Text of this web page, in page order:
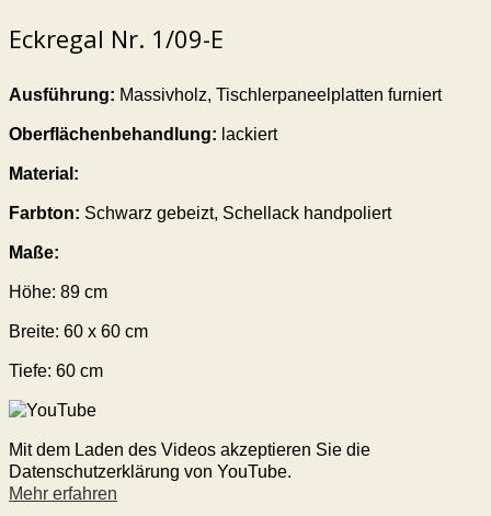
Eckregal Nr. 1/09-E
Ausführung: Massivholz, Tischlerpaneelplatten furniert
Oberflächenbehandlung: lackiert
Material:
Farbton: Schwarz gebeizt, Schellack handpoliert
Maße:
Höhe: 89 cm
Breite: 60 x 60 cm
Tiefe: 60 cm
Mit dem Laden des Videos akzeptieren Sie die
Datenschutzerklärung von YouTube.
Mehr erfahren